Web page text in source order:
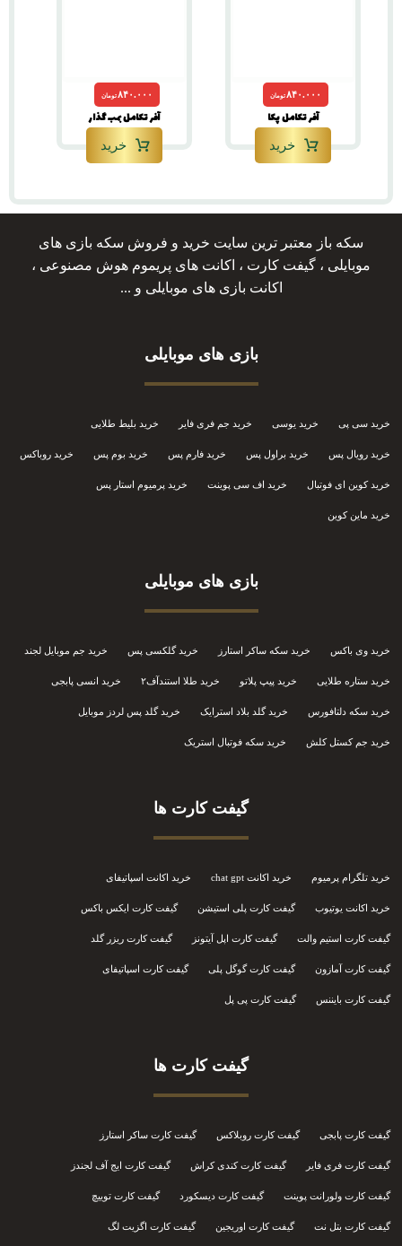
آفر تکامل پکا
۸۴۰.۰۰۰تومان
خرید
آفر تکامل بمب گذار
۸۴۰.۰۰۰تومان
خرید
سکه باز معتبر ترین سایت خرید و فروش سکه بازی های
موبایلی ، گیفت کارت ، اکانت های پریموم هوش مصنوعی ،
اکانت بازی های موبایلی و ...
بازی های موبایلی
خرید سی پی خرید یوسی خرید جم فری فایر خرید بلیط طلایی
خرید رویال پس خرید براول پس خرید فارم پس خرید بوم پس خرید روباکس
خرید کوین ای فوتبال خرید اف سی پوینت خرید پرمیوم استار پس
خرید ماین کوین
بازی های موبایلی
خرید وی باکس خرید سکه ساکر استارز خرید گلکسی پس خرید جم موبایل لجند
خرید ستاره طلایی خرید پیپ پلاتو خرید طلا استندآف۲ خرید انسی پابجی
خرید سکه دلتافورس خرید گلد بلاد استرایک خرید گلد پس لردز موبایل
خرید جم کستل کلش خرید سکه فوتبال استریک
گیفت کارت ها
خرید تلگرام پرمیوم خرید اکانت chat gpt خرید اکانت اسپاتیفای
خرید اکانت یوتیوب گیفت کارت پلی استیشن گیفت کارت ایکس باکس
گیفت کارت استیم والت گیفت کارت اپل آیتونز گیفت کارت ریزر گلد
گیفت کارت آمازون گیفت کارت گوگل پلی گیفت کارت اسپاتیفای
گیفت کارت بایننس گیفت کارت پی پل
گیفت کارت ها
گیفت کارت پابجی گیفت کارت روبلاکس گیفت کارت ساکر استارز
گیفت کارت فری فایر گیفت کارت کندی کراش گیفت کارت ایج آف لجندز
گیفت کارت ولورانت پوینت گیفت کارت دیسکورد گیفت کارت توییچ
گیفت کارت بتل نت گیفت کارت اوریجین گیفت کارت اگزیت لگ